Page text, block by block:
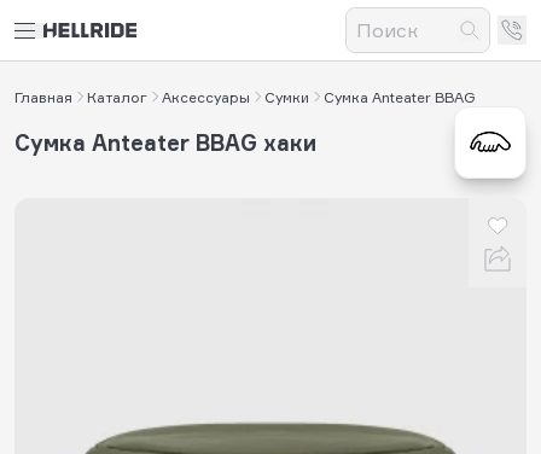
Главная Каталог Аксессуары Сумки Сумка Anteater BBAG
Сумка Anteater BBAG хаки